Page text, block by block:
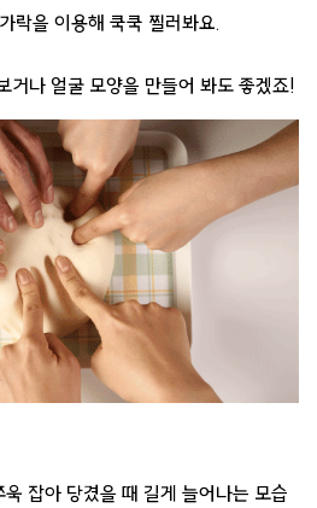
락을 이용해 쿡쿡 찔러봐요.
거나 얼굴 모양을 만들어 봐도 좋겠죠!
잡아 당겼을 때 길게 늘어나는 모습